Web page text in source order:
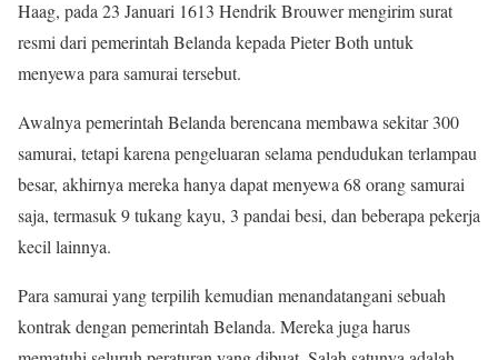
Haag, pada 23 Januari 1613 Hendrik Brouwer mengirim surat
resmi dari pemerintah Belanda kepada Pieter Both untuk
menyewa para samurai tersebut.
Awalnya pemerintah Belanda berencana membawa sekitar 300
samurai, tetapi karena pengeluaran selama pendudukan terlampau
besar, akhirnya mereka hanya dapat menyewa 68 orang samurai
saja, termasuk 9 tukang kayu, 3 pandai besi, dan beberapa pekerja
kecil lainnya.
Para samurai yang terpilih kemudian menandatangani sebuah
kontrak dengan pemerintah Belanda. Mereka juga harus